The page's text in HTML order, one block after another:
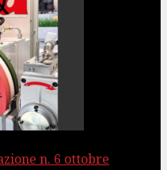
n. 6 ottobre